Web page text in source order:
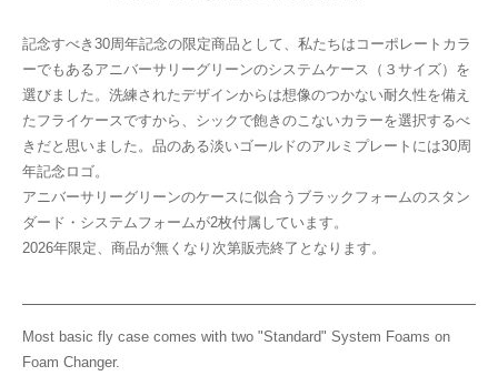
記念すべき30周年記念の限定商品として、私たちはコーポレートカラ
ーでもあるアニバーサリーグリーンのシステムケース（３サイズ）を
選びました。洗練されたデザインからは想像のつかない耐久性を備え
たフライケースですから、シックで飽きのこないカラーを選択するべ
きだと思いました。品のある淡いゴールドのアルミプレートには30周
年記念ロゴ。
アニバーサリーグリーンのケースに似合うブラックフォームのスタン
ダード・システムフォームが2枚付属しています。
2026年限定、商品が無くなり次第販売終了となります。
Most basic fly case comes with two "Standard" System Foams on
Foam Changer.